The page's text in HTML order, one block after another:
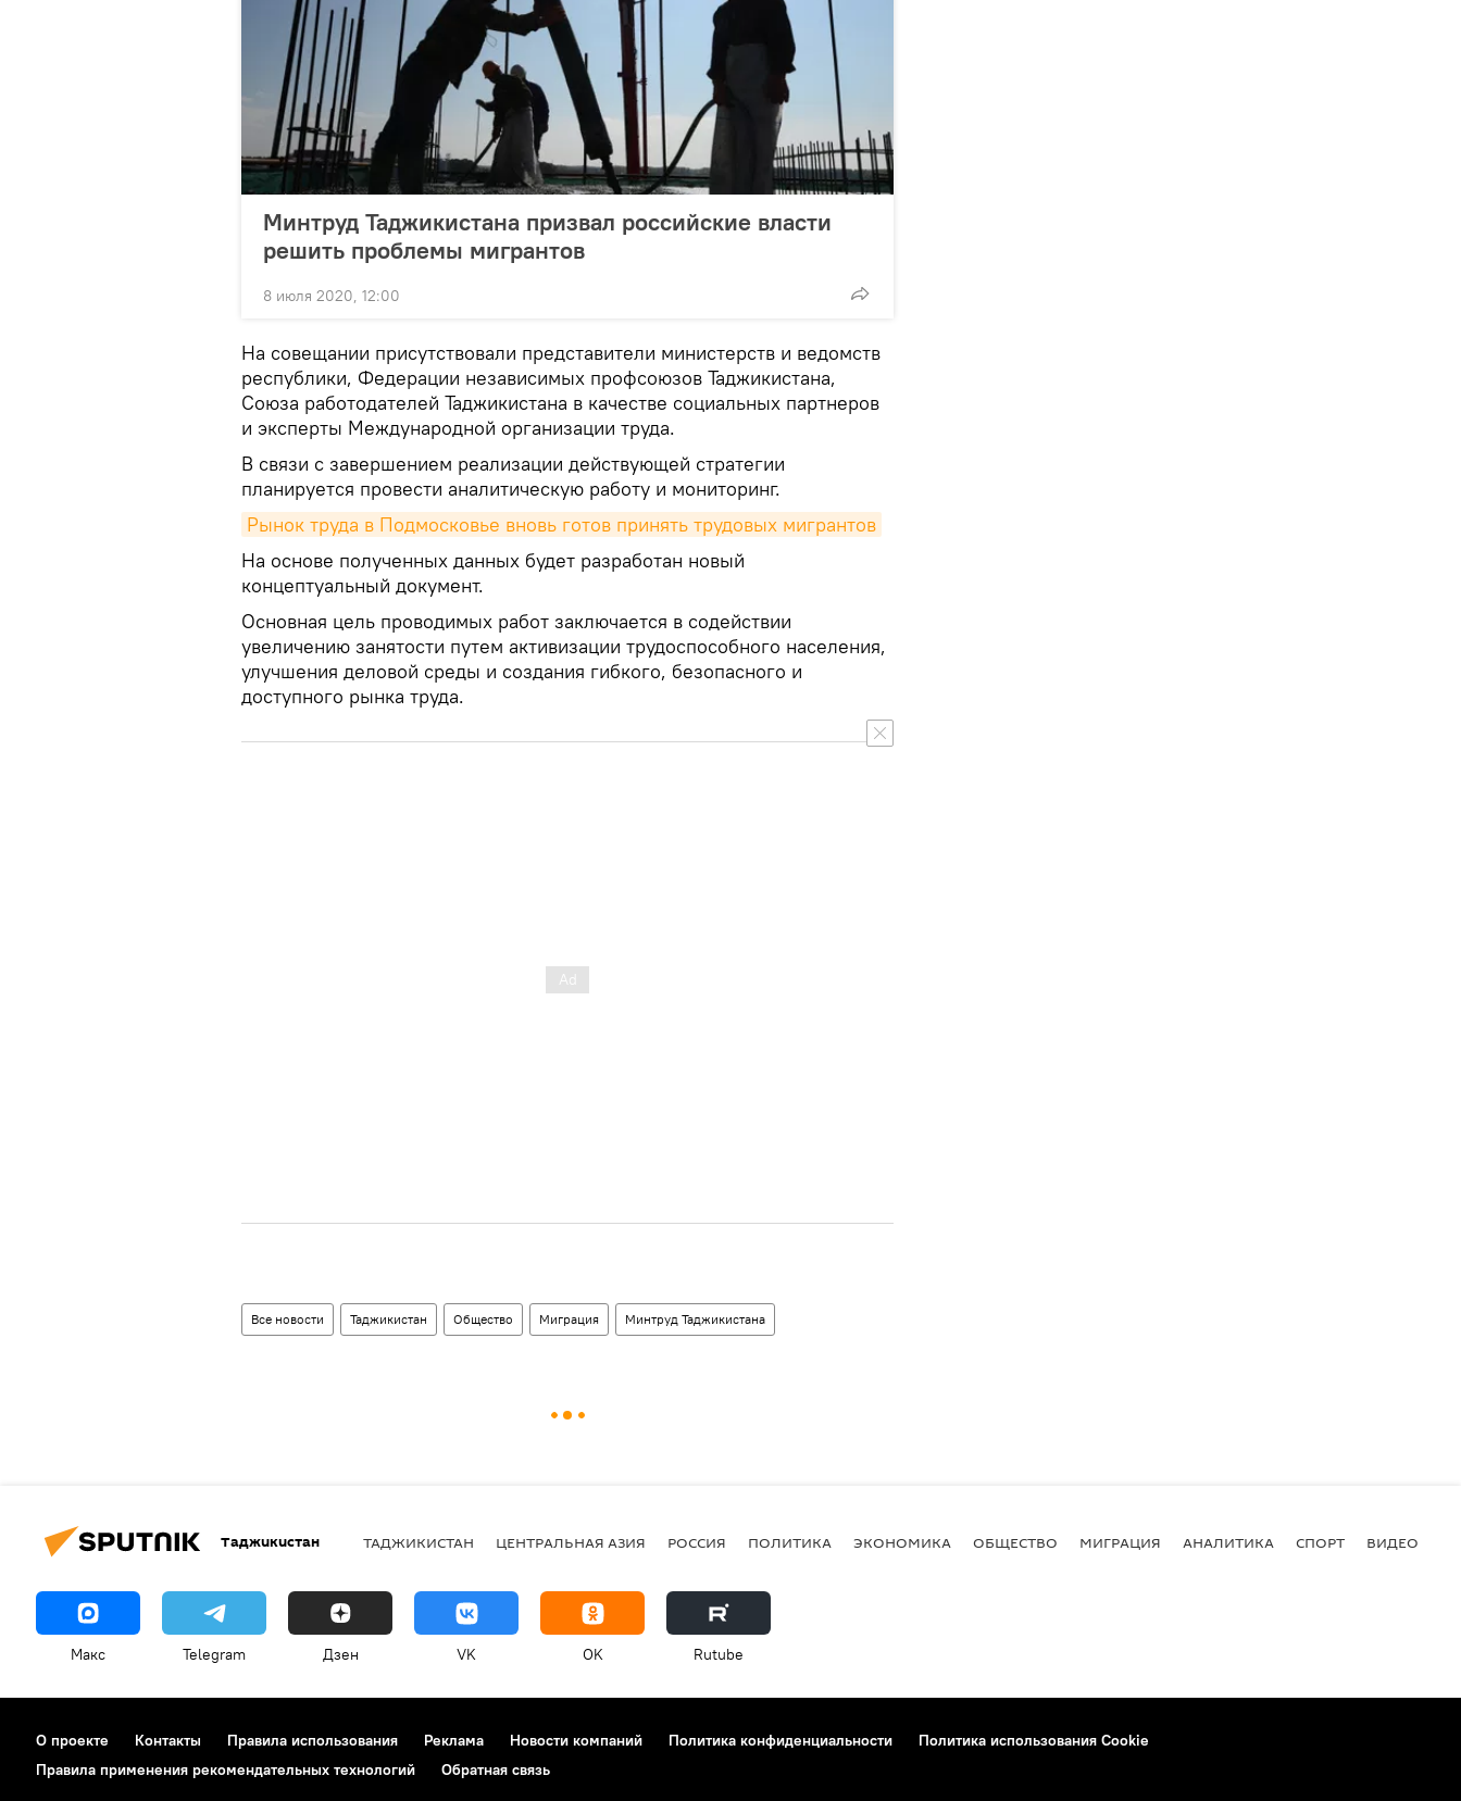
Минтруд Таджикистана призвал российские власти
решить проблемы мигрантов
8 июля 2020, 12:00
На совещании присутствовали представители министерств и ведомств
республики, Федерации независимых профсоюзов Таджикистана,
Союза работодателей Таджикистана в качестве социальных партнеров
и эксперты Международной организации труда.
В связи с завершением реализации действующей стратегии
планируется провести аналитическую работу и мониторинг.
Рынок труда в Подмосковье вновь готов принять трудовых мигрантов
На основе полученных данных будет разработан новый
концептуальный документ.
Основная цель проводимых работ заключается в содействии
увеличению занятости путем активизации трудоспособного населения,
улучшения деловой среды и создания гибкого, безопасного и
доступного рынка труда.
Все новости Таджикистан Общество Миграция Минтруд Таджикистана
Таджикистан ТАДЖИКИСТАН ЦЕНТРАЛЬНАЯ АЗИЯ РОССИЯ ПОЛИТИКА ЭКОНОМИКА ОБЩЕСТВО МИГРАЦИЯ АНАЛИТИКА СПОРТ ВИДЕО
Макс Telegram Дзен VK OK Rutube
О проекте Контакты Правила использования Реклама Новости компаний Политика конфиденциальности
Политика использования Cookie
Правила применения рекомендательных технологий
Обратная связь